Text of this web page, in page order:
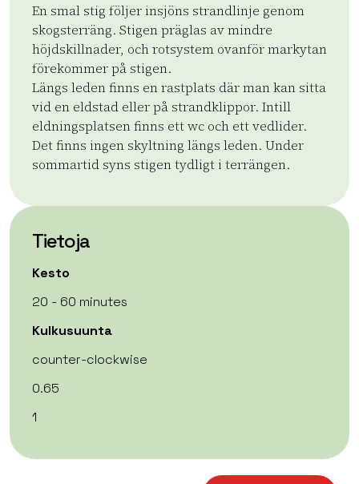
En smal stig följer insjöns strandlinje genom
skogsterräng. Stigen präglas av mindre
höjdskillnader, och rotsystem ovanför markytan
förekommer på stigen.
Längs leden finns en rastplats där man kan sitta
vid en eldstad eller på strandklippor. Intill
eldningsplatsen finns ett wc och ett vedlider.
Det finns ingen skyltning längs leden. Under
sommartid syns stigen tydligt i terrängen.
Tietoja
Kesto
20 - 60 minutes
Kulkusuunta
counter-clockwise
0.65
1
Leaflet| ©OpenStreetMap